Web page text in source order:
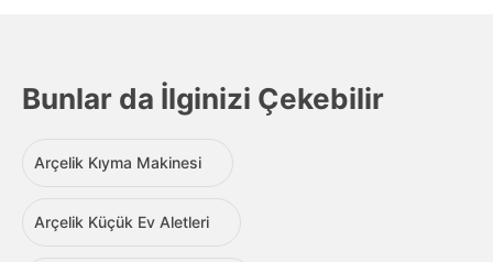
Bunlar da İlginizi Çekebilir
Arçelik Kıyma Makinesi
Arçelik Küçük Ev Aletleri